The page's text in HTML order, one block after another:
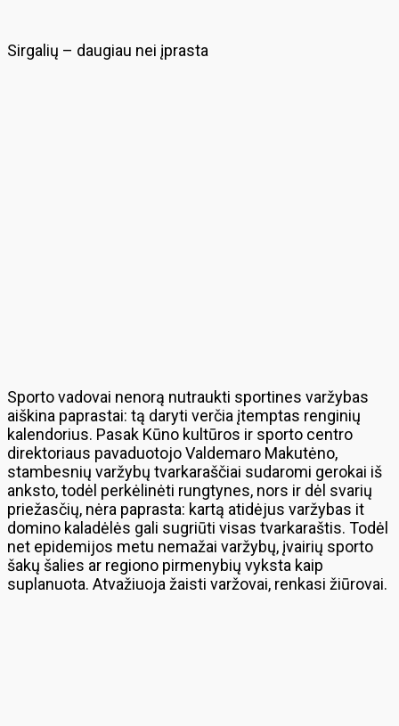
Sirgalių – daugiau nei įprasta
Sporto vadovai nenorą nutraukti sportines varžybas
aiškina paprastai: tą daryti verčia įtemptas renginių
kalendorius. Pasak Kūno kultūros ir sporto centro
direktoriaus pavaduotojo Valdemaro Makutėno,
stambesnių varžybų tvarkaraščiai sudaromi gerokai iš
anksto, todėl perkėlinėti rungtynes, nors ir dėl svarių
priežasčių, nėra paprasta: kartą atidėjus varžybas it
domino kaladėlės gali sugriūti visas tvarkaraštis. Todėl
net epidemijos metu nemažai varžybų, įvairių sporto
šakų šalies ar regiono pirmenybių vyksta kaip
suplanuota. Atvažiuoja žaisti varžovai, renkasi žiūrovai.